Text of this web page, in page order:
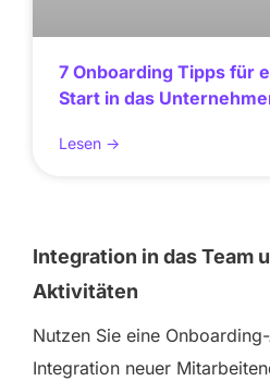
7 Onboarding Tipps für
Start in das
Lesen ->
Integration in das Team
Aktivitäten
Nutzen Sie eine
Integration neuer